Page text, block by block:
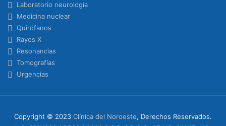
Laboratorio neurología
Medicina nuclear
Quirófanos
Rayos X
Resonancias
Tomografías
Urgencias
Copyright © 2023 Clínica del Noroeste, Derechos Reservados.